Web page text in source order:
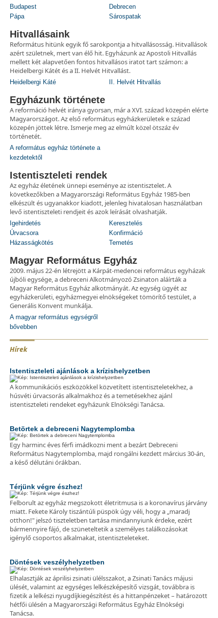
Budapest
Debrecen
Pápa
Sárospatak
Hitvallásaink
Református hitünk egyik fő sarokpontja a hitvallásosság. Hitvallások
azért születnek, mert van élő hit. Egyházunk az Apostoli Hitvallás
mellett két alapvetően fontos hitvallásos iratot tart számon: a
Heidelbergi Kátét és a II. Helvét Hitvallást.
Heidelbergi Káté II. Helvét Hitvallás
Egyházunk története
A reformáció helvét iránya gyorsan, már a XVI. század közepén elérte
Magyarországot. Az első református egyházkerületek e század
közepén jöttek létre. Ismerje meg az elmúlt közel ötszáz év
történetét.
A református egyház története a
kezdetektől
Istentiszteleti rendek
Az egyház életének ünnepi eseménye az istentisztelet. A
következőkben a Magyarországi Református Egyház 1985-ben
elkészült és ugyanakkor kiadott, jelenleg hivatalosan használatban
levő istentiszteleti rendjeit és azok leírását olvashatják.
Igehirdetés
Keresztelés
Úrvacsora
Konfirmáció
Házasságkötés
Temetés
Magyar Református Egyház
2009. május 22-én létrejött a Kárpát-medencei református egyházak
újbóli egysége, a debreceni Alkotmányozó Zsinaton aláírták a
Magyar Református Egyház alkotmányát. Az egység ügyét az
egyházkerületi, egyházmegyei elnökségeket tömörítő testület, a
Generális Konvent munkálja.
A magyar református egységről
bővebben
Hírek
Istentiszteleti ajánlások a krízishelyzetben
A kommunikációs eszközökkel közvetített istentiszteletekhez, a
húsvéti úrvacsorás alkalmakhoz és a temetésekhez ajánl
istentiszteleti rendeket egyházunk Elnökségi Tanácsa.
Betörtek a debreceni Nagytemplomba
Egy harminc éves férfi imádkozni ment a bezárt Debreceni
Református Nagytemplomba, majd rongálni kezdett március 30-án,
a késő délutáni órákban.
Térjünk végre észhez!
Felborult az egyház megszokott életritmusa is a koronavírus járvány
miatt. Fekete Károly tiszántúli püspök úgy véli, hogy a „maradj
otthon!" jelszó tiszteletben tartása mindannyiunk érdeke, ezért
bármennyire fájó, de szüneteltetik a személyes találkozásokat
igénylő csoportos alkalmakat, istentiszteleteket.
Döntések veszélyhelyzetben
Elhalasztják az áprilisi zsinati ülélsszakot, a Zsinati Tanács májusi
ülését, valamint az egységes lelkészképesítő vizsgát, továbbra is
fizetik a lelkészi nyugdíjkiegészítést és a hittanpénzeket – határozott
hétfői ülésén a Magyarországi Református Egyház Elnökségi
Tanácsa.